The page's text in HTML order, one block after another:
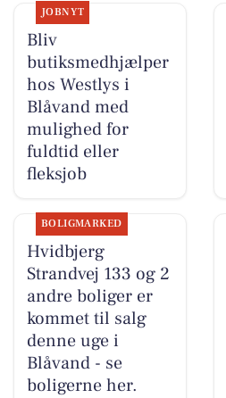
JOBNYT
Bliv
butiksmedhjælper
hos Westlys i
Blåvand med
mulighed for
fuldtid eller
fleksjob
BOLIGMARKED
Hvidbjerg
Strandvej 133 og 2
andre boliger er
kommet til salg
denne uge i
Blåvand - se
boligerne her.